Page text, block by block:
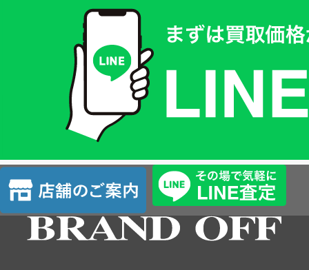
査
定
店
舗
の